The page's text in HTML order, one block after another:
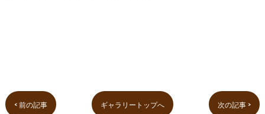
< 前の記事 ギャラリートップへ 次の記事 >